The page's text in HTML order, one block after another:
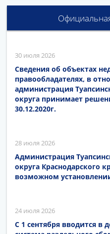
30 июля 2026
Сведения об объектах
правообладателях, в
администрация
округа принимает
30.12.2020г.
28 июля 2026
Администрация
округа Краснодарского
возможном
24 июля 2026
С 1 сентября вводится в